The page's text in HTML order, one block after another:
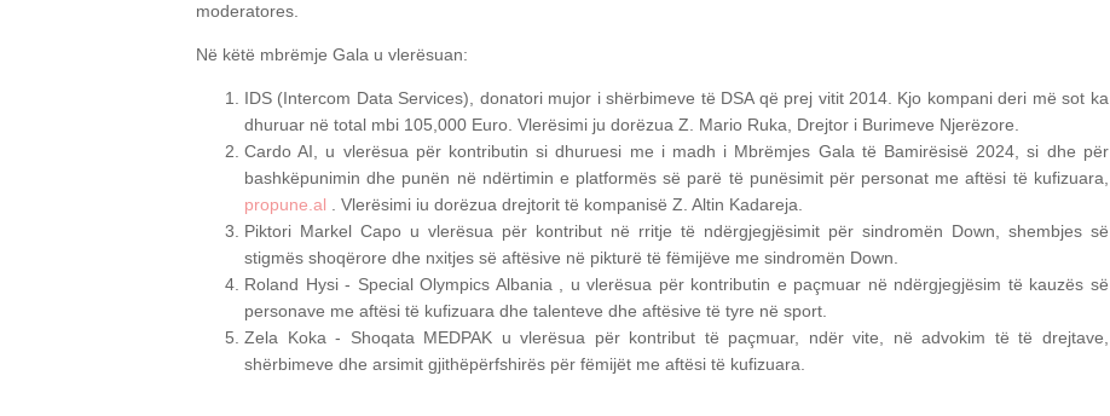
moderatores.
Në këtë mbrëmje Gala u vlerësuan:
IDS (Intercom Data Services), donatori mujor i shërbimeve të DSA që prej vitit 2014. Kjo kompani deri më sot ka
dhuruar në total mbi 105,000 Euro. Vlerësimi ju dorëzua Z. Mario Ruka, Drejtor i Burimeve Njerëzore.
Cardo AI, u vlerësua për kontributin si dhuruesi me i madh i Mbrëmjes Gala të Bamirësisë 2024, si dhe për
bashkëpunimin dhe punën në ndërtimin e platformës së parë të punësimit për personat me aftësi të kufizuara,
propune.al . Vlerësimi iu dorëzua drejtorit të kompanisë Z. Altin Kadareja.
Piktori Markel Capo u vlerësua për kontribut në rritje të ndërgjegjësimit për sindromën Down, shembjes së
stigmës shoqërore dhe nxitjes së aftësive në pikturë të fëmijëve me sindromën Down.
Roland Hysi - Special Olympics Albania , u vlerësua për kontributin e paçmuar në ndërgjegjësim të kauzës së
personave me aftësi të kufizuara dhe talenteve dhe aftësive të tyre në sport.
Zela Koka - Shoqata MEDPAK u vlerësua për kontribut të paçmuar, ndër vite, në advokim të të drejtave,
shërbimeve dhe arsimit gjithëpërfshirës për fëmijët me aftësi të kufizuara.